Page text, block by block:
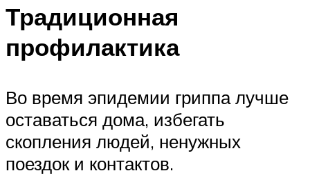
Традиционная
профилактика
Во время эпидемии гриппа лучше
оставаться дома, избегать
скопления людей, ненужных
поездок и контактов.